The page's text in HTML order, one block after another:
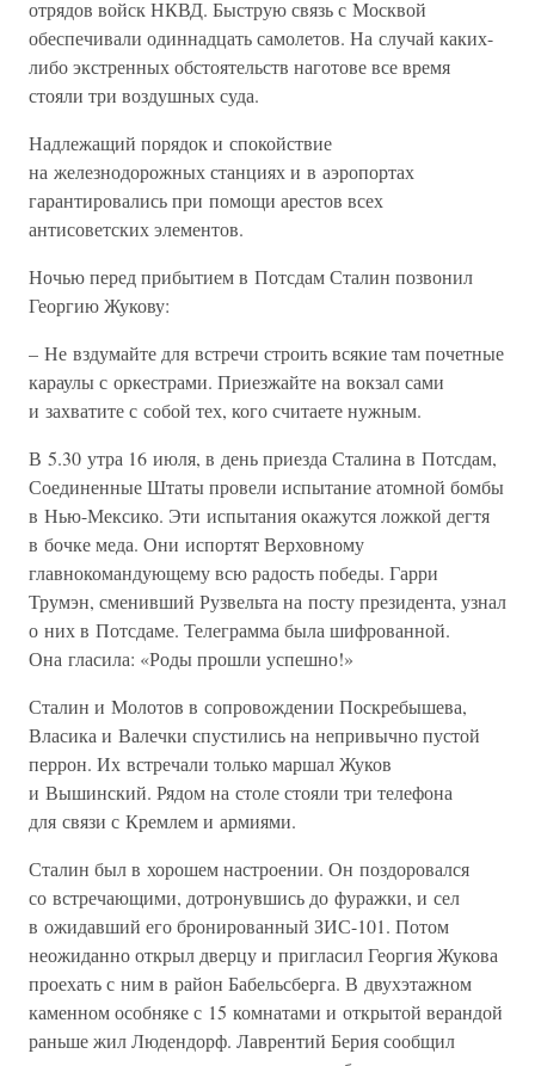
отрядов войск НКВД. Быструю связь с Москвой
обеспечивали одиннадцать самолетов. На случай каких-
либо экстренных обстоятельств наготове все время
стояли три воздушных суда.
Надлежащий порядок и спокойствие
на железнодорожных станциях и в аэропортах
гарантировались при помощи арестов всех
антисоветских элементов.
Ночью перед прибытием в Потсдам Сталин позвонил
Георгию Жукову:
– Не вздумайте для встречи строить всякие там почетные
караулы с оркестрами. Приезжайте на вокзал сами
и захватите с собой тех, кого считаете нужным.
В 5.30 утра 16 июля, в день приезда Сталина в Потсдам,
Соединенные Штаты провели испытание атомной бомбы
в Нью-Мексико. Эти испытания окажутся ложкой дегтя
в бочке меда. Они испортят Верховному
главнокомандующему всю радость победы. Гарри
Трумэн, сменивший Рузвельта на посту президента, узнал
о них в Потсдаме. Телеграмма была шифрованной.
Она гласила: «Роды прошли успешно!»
Сталин и Молотов в сопровождении Поскребышева,
Власика и Валечки спустились на непривычно пустой
перрон. Их встречали только маршал Жуков
и Вышинский. Рядом на столе стояли три телефона
для связи с Кремлем и армиями.
Сталин был в хорошем настроении. Он поздоровался
со встречающими, дотронувшись до фуражки, и сел
в ожидавший его бронированный ЗИС-101. Потом
неожиданно открыл дверцу и пригласил Георгия Жукова
проехать с ним в район Бабельсберга. В двухэтажном
каменном особняке с 15 комнатами и открытой верандой
раньше жил Людендорф. Лаврентий Берия сообщил